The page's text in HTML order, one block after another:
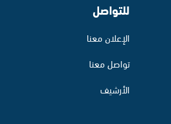
للتواصل
الإعلان معنا
تواصل معنا
الأرشيف